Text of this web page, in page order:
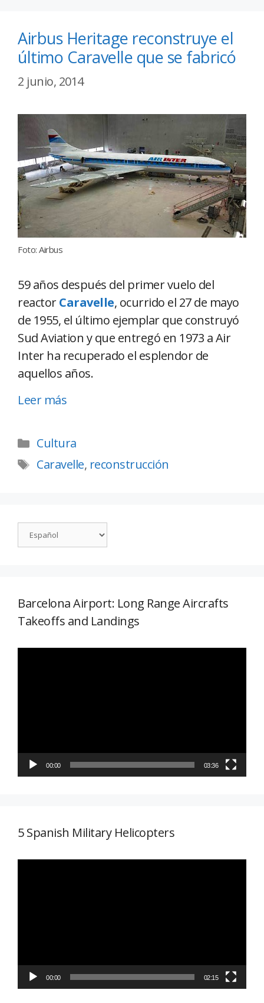
Airbus Heritage reconstruye el
último Caravelle que se fabricó
2 junio, 2014
Foto: Airbus
59 años después del primer vuelo del
reactorCaravelle, ocurrido el 27 de mayo
de 1955, el último ejemplar que construyó
Sud Aviation y que entregó en 1973 a Air
Inter ha recuperado el esplendor de
aquellos años.
Leer más
Cultura
Caravelle, reconstrucción
Barcelona Airport: Long Range Aircrafts
Takeoffs and Landings
00:00 03:36
5 Spanish Military Helicopters
00:00 02:15